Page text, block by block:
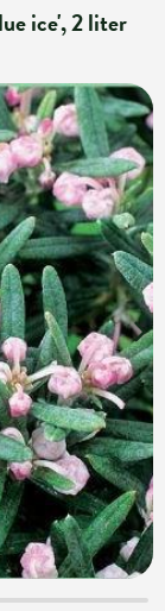
ice', 2 liter